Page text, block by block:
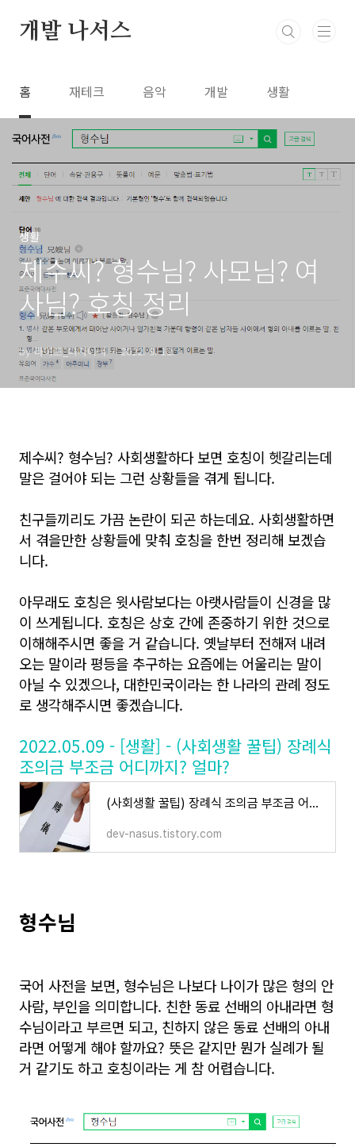
개발 나서스
홈 재테크 음악 개발 생활
생활
제수씨? 형수님? 사모님? 여
사님? 호칭 정리
by 라이프_디자이너 2022. 9. 12.
제수씨? 형수님? 사회생활하다 보면 호칭이 헷갈리는데
말은 걸어야 되는 그런 상황들을 겪게 됩니다.
친구들끼리도 가끔 논란이 되곤 하는데요. 사회생활하면
서 겪을만한 상황들에 맞춰 호칭을 한번 정리해 보겠습
니다.
아무래도 호칭은 윗사람보다는 아랫사람들이 신경을 많
이 쓰게됩니다. 호칭은 상호 간에 존중하기 위한 것으로
이해해주시면 좋을 거 같습니다. 옛날부터 전해져 내려
오는 말이라 평등을 추구하는 요즘에는 어울리는 말이
아닐 수 있겠으나, 대한민국이라는 한 나라의 관례 정도
로 생각해주시면 좋겠습니다.
2022.05.09 - [생활] - (사회생활 꿀팁) 장례식
조의금 부조금 어디까지? 얼마?
(사회생활 꿀팁) 장례식 조의금 부조금 어디까지? 얼마?
dev-nasus.tistory.com
형수님
국어 사전을 보면, 형수님은 나보다 나이가 많은 형의 안
사람, 부인을 의미합니다. 친한 동료 선배의 아내라면 형
수님이라고 부르면 되고, 친하지 않은 동료 선배의 아내
라면 어떻게 해야 할까요? 뜻은 같지만 뭔가 실례가 될
거 같기도 하고 호칭이라는 게 참 어렵습니다.